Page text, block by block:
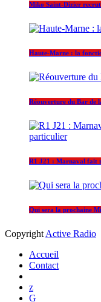
Miko Saint-Dizier
Haute-Marne : la
Réouverture du Bar de
R1 J21 : Marnaval fait
Qui sera la prochaine
Copyright Active Radio
Accueil
Contact